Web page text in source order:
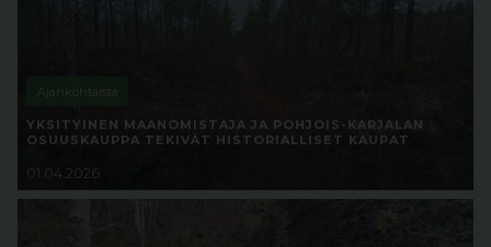
Ajankohtaista
YKSITYINEN MAANOMISTAJA JA POHJOIS-KARJALAN
OSUUSKAUPPA TEKIVÄT HISTORIALLISET KAUPAT
01.04.2026